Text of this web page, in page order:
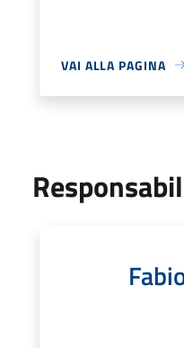
VAI ALLA PAGINA